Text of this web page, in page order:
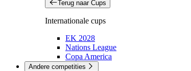
Terug naar Cups
Internationale cups
EK 2028
Nations League
Copa America
Andere competities